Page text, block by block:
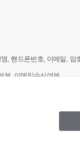
, 핸드폰번호, 이메일, 암
부, 이메일수신여부
기업의 경우 법인등록